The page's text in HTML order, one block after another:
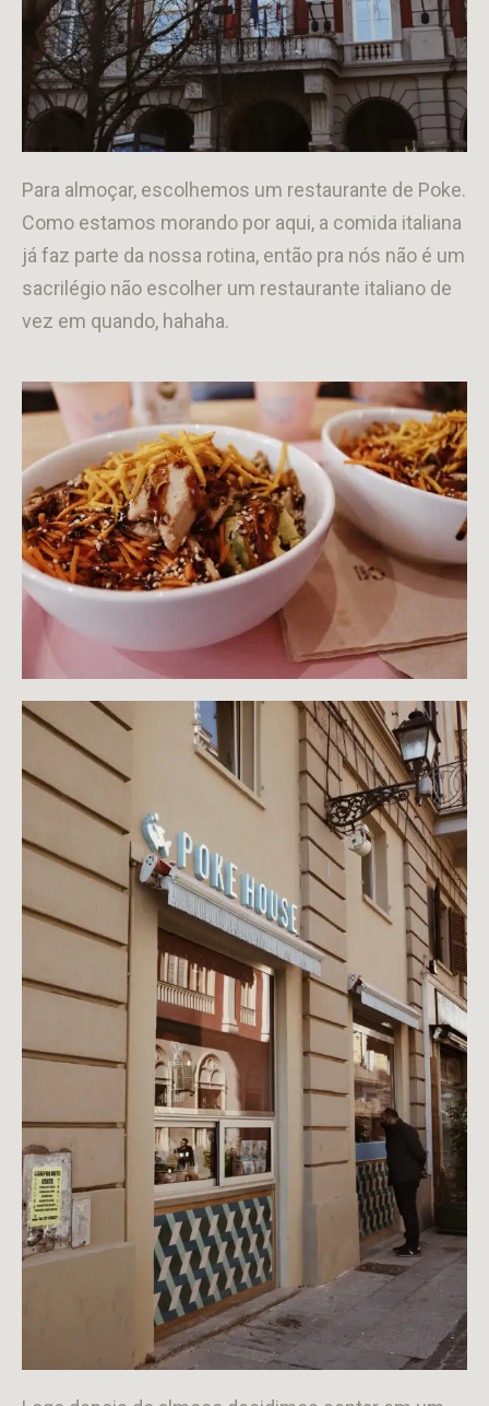
Para almoçar, escolhemos um restaurante de Poke.
Como estamos morando por aqui, a comida italiana
já faz parte da nossa rotina, então pra nós não é um
sacrilégio não escolher um restaurante italiano de
vez em quando, hahaha.